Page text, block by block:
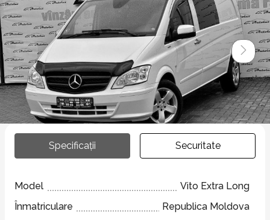
Specificații Securitate
Model
Vito Extra Long
Înmatriculare
Republica Moldova